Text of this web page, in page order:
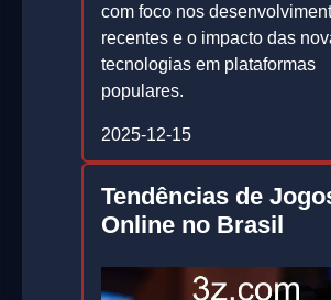
com foco nos
recentes e o impacto das
tecnologias em plataformas
populares.
2025-12-15
Tendências de
Online no Brasil